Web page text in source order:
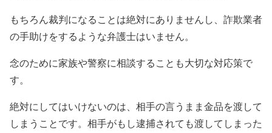
もちろん裁判になることは絶対にありませんし、詐欺業者
の手助けをするような弁護士はいません。
念のために家族や警察に相談することも大切な対応策で
す。
絶対にしてはいけないのは、相手の言うまま金品を渡して
しまうことです。相手がもし逮捕されても渡してしまった